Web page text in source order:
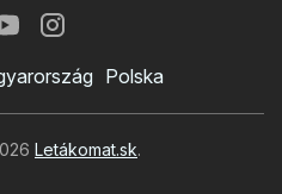
Polska
Letákomat.sk.